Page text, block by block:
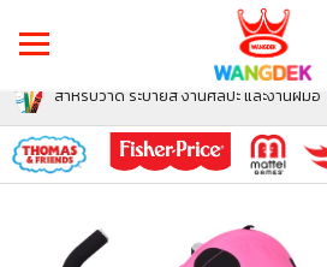
สำหรับวาด ระบายสี งานศิลปะ และงานฝีมือ